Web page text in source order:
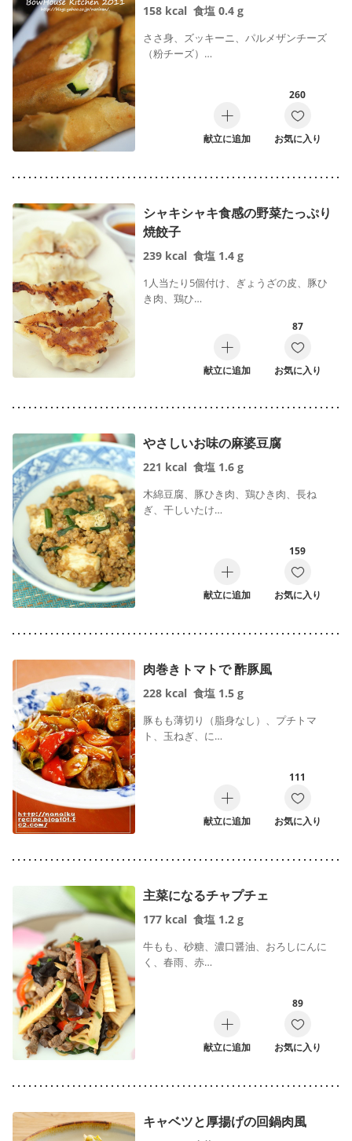
158 kcal 食塩 0.4 g
ささ身、ズッキーニ、パルメザンチーズ
（粉チーズ）…
献立に追加
260
お気に入り
シャキシャキ食感の野菜たっぷり
焼餃子
239 kcal 食塩 1.4 g
1人当たり5個付け、ぎょうざの皮、豚ひ
き肉、鶏ひ…
献立に追加
87
お気に入り
やさしいお味の麻婆豆腐
221 kcal 食塩 1.6 g
木綿豆腐、豚ひき肉、鶏ひき肉、長ね
ぎ、干しいたけ…
献立に追加
159
お気に入り
肉巻きトマトで 酢豚風
228 kcal 食塩 1.5 g
豚もも薄切り（脂身なし）、プチトマ
ト、玉ねぎ、に…
献立に追加
111
お気に入り
主菜になるチャプチェ
177 kcal 食塩 1.2 g
牛もも、砂糖、濃口醤油、おろしにんに
く、春雨、赤…
献立に追加
89
お気に入り
キャベツと厚揚げの回鍋肉風